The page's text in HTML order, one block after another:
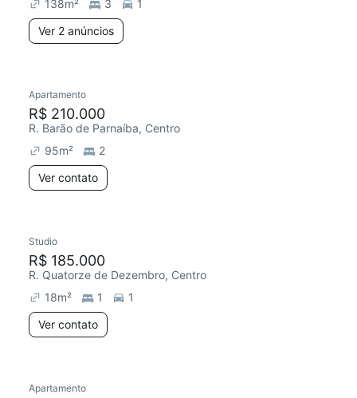
138m² 3
1
Ver 2 anúncios
Redecorar
Apartamento
R$ 210.000
R. Barão de Parnaíba, Centro
95m²
2
Ver contato
Studio
R$ 185.000
R. Quatorze de Dezembro, Centro
18m² 1
1
Ver contato
Redecorar
Apartamento